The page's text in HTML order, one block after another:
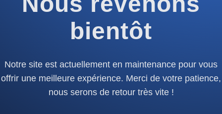
bientôt
Notre site est actuellement en maintenance pour vous
offrir une meilleure expérience. Merci de votre patience,
nous serons de retour très vite !